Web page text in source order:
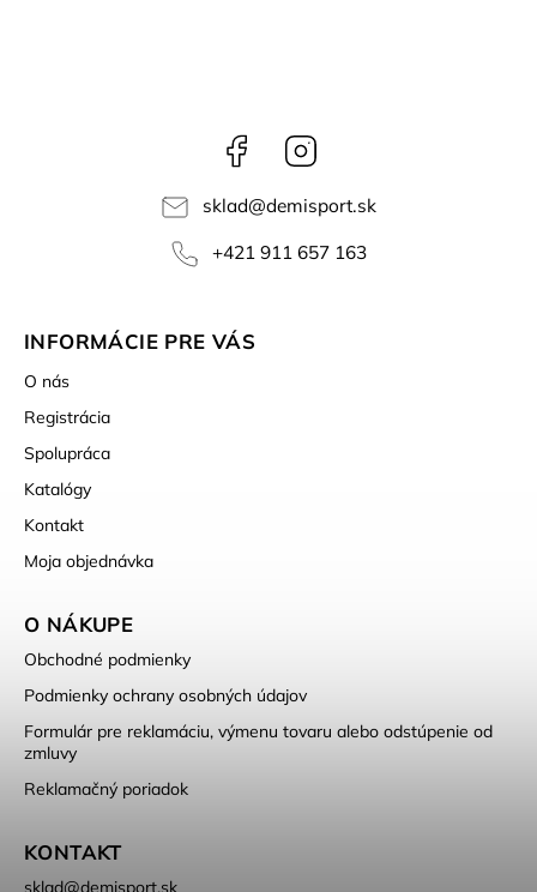
Facebook
sklad@demisport.sk
+421 911 657 163
INFORMÁCIE PRE VÁS
O nás
Registrácia
Spolupráca
Katalógy
Kontakt
Moja objednávka
O NÁKUPE
Obchodné podmienky
Podmienky ochrany osobných údajov
Formulár pre reklamáciu, výmenu tovaru alebo odstúpenie od
zmluvy
Reklamačný poriadok
KONTAKT
sklad@demisport.sk